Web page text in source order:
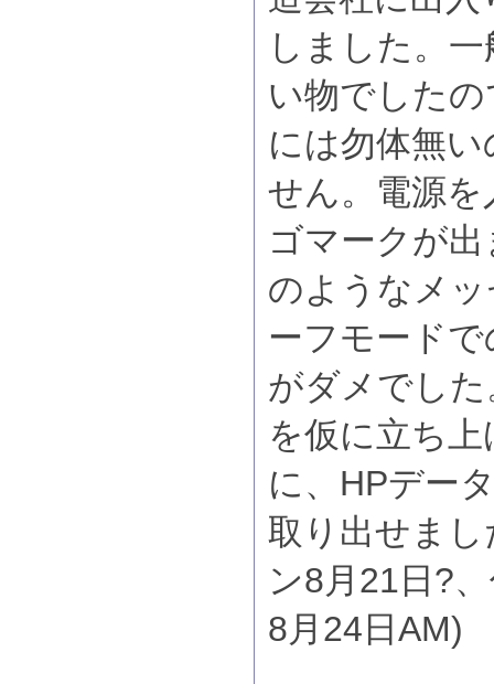
しました。
い物でした
には勿体無
せん。電源
ゴマークが
のようなメ
ーフモード
がダメでし
を仮に立ち
に、HPデー
取り出せま
ン8月21日?
8月24日AM)